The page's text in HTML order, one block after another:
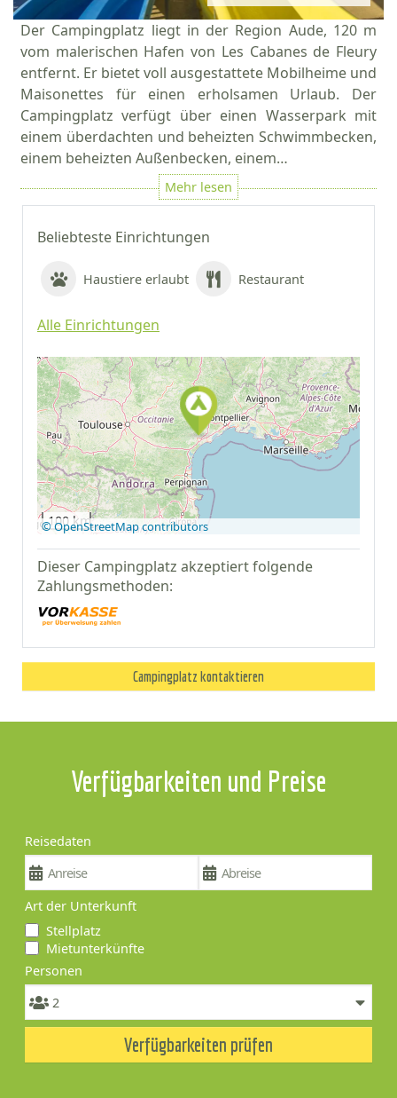
Beliebteste Einrichtungen
Haustiere erlaubt Restaurant
Alle Einrichtungen
Auf Google Maps
anzeigen
100 km
© OpenStreetMap contributors
Dieser Campingplatz akzeptiert folgende
Zahlungsmethoden:
Campingplatz kontaktieren
Der Campingplatz liegt in der Region Aude, 120 m
vom malerischen Hafen von Les Cabanes de Fleury
entfernt. Er bietet voll ausgestattete Mobilheime und
Maisonettes für einen erholsamen Urlaub. Der
Campingplatz verfügt über einen Wasserpark mit
einem überdachten und beheizten Schwimmbecken,
einem beheizten Außenbecken, einem…
Verfügbarkeiten und Preise
Reisedaten
Art der Unterkunft
Stellplatz
Mietunterkünfte
Personen
Verfügbarkeiten prüfen